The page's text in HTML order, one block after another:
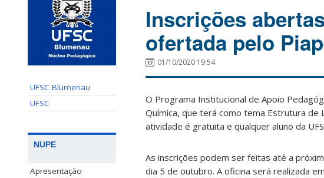
UFSC Blumenau
UFSC
NUPE
Apresentação
Inscrições
ofertada pelo
01/10/2020 19:54
O Programa Institucional de Apoio
Química, que terá como tema Estrutura de
atividade é gratuita e qualquer aluno da
As inscrições podem ser feitas até a
dia 5 de outubro. A oficina será realizada